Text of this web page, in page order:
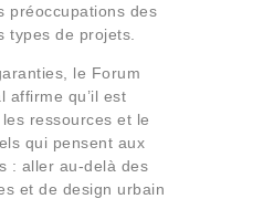
préoccupations des
types de projets.
le Forum
affirme qu’il est
ressources et le
qui pensent aux
: aller au-delà des
et de design urbain